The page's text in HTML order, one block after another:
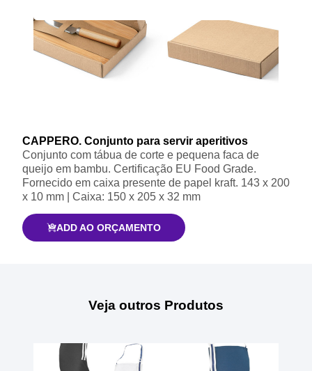
CAPPERO. Conjunto para servir aperitivos
Conjunto com tábua de corte e pequena faca de
queijo em bambu. Certificação EU Food Grade.
Fornecido em caixa presente de papel kraft. 143 x 200
x 10 mm | Caixa: 150 x 205 x 32 mm
ADD AO ORÇAMENTO
Veja outros Produtos